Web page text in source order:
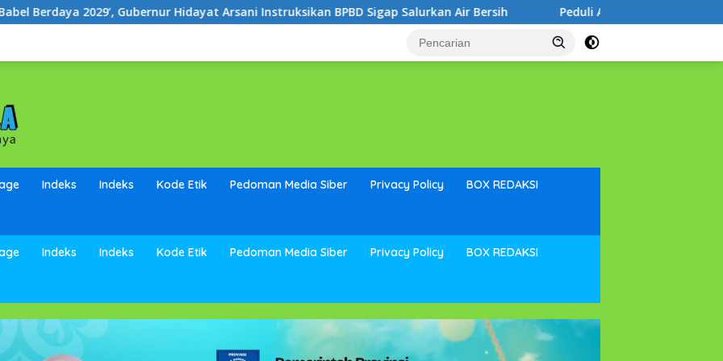
Hidayat Arsani Instruksikan BPBD Sigap Salurkan Air Bersih Peduli Anak Berkebutuhan Khusus, Noni Hidayat
Indeks Indeks Kode Etik Pedoman Media Siber Privacy Policy BOX REDAKSI
Indeks Indeks Kode Etik Pedoman Media Siber Privacy Policy BOX REDAKSI